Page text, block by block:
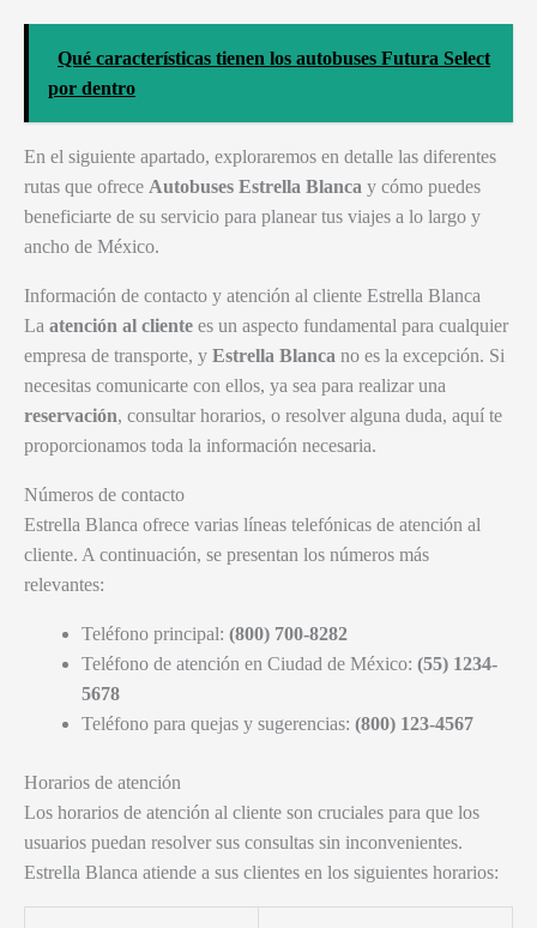
Qué características tienen los autobuses Futura Select
por dentro
En el siguiente apartado, exploraremos en detalle las diferentes
rutas que ofrece Autobuses Estrella Blanca y cómo puedes
beneficiarte de su servicio para planear tus viajes a lo largo y
ancho de México.
Información de contacto y atención al cliente Estrella Blanca
La atención al cliente es un aspecto fundamental para cualquier
empresa de transporte, y Estrella Blanca no es la excepción. Si
necesitas comunicarte con ellos, ya sea para realizar una
reservación, consultar horarios, o resolver alguna duda, aquí te
proporcionamos toda la información necesaria.
Números de contacto
Estrella Blanca ofrece varias líneas telefónicas de atención al
cliente. A continuación, se presentan los números más
relevantes:
Teléfono principal: (800) 700-8282
Teléfono de atención en Ciudad de México: (55) 1234-
5678
Teléfono para quejas y sugerencias: (800) 123-4567
Horarios de atención
Los horarios de atención al cliente son cruciales para que los
usuarios puedan resolver sus consultas sin inconvenientes.
Estrella Blanca atiende a sus clientes en los siguientes horarios: